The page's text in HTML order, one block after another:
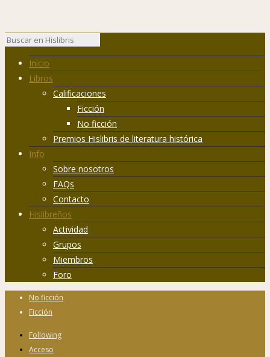
Inicio
Libros
Calificaciones
Ficción
No ficción
Premios Hislibris de literatura histórica
Info
Sobre nosotros
FAQs
Contacto
Hislibreños
Actividad
Grupos
Miembros
Foro
No ficción
Ficción
Following
Acceso